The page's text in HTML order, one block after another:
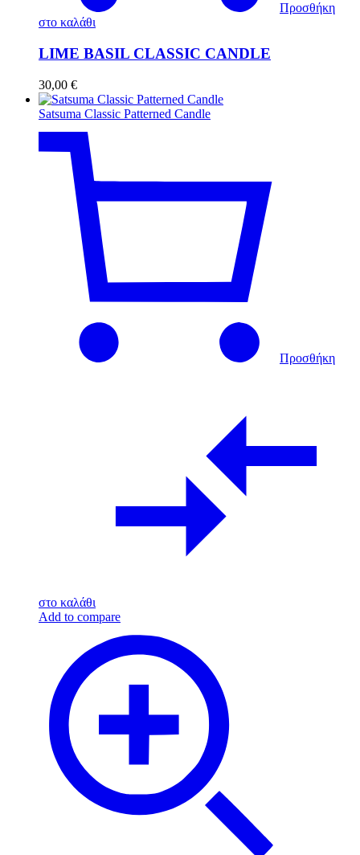
Προσθήκη
στο καλάθι
LIME BASIL CLASSIC CANDLE
30,00 €
Satsuma Classic Patterned Candle
Προσθήκη
στο καλάθι
Add to compare